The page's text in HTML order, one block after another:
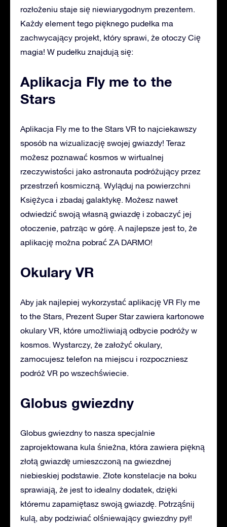
rozłożeniu staje się niewiarygodnym prezentem.
Każdy element tego pięknego pudełka ma
zachwycający projekt, który sprawi, że otoczy Cię
magia! W pudełku znajdują się:
Aplikacja Fly me to the
Stars
Aplikacja Fly me to the Stars VR to najciekawszy
sposób na wizualizację swojej gwiazdy! Teraz
możesz poznawać kosmos w wirtualnej
rzeczywistości jako astronauta podróżujący przez
przestrzeń kosmiczną. Wyląduj na powierzchni
Księżyca i zbadaj galaktykę. Możesz nawet
odwiedzić swoją własną gwiazdę i zobaczyć jej
otoczenie, patrząc w górę. A najlepsze jest to, że
aplikację można pobrać ZA DARMO!
Okulary VR
Aby jak najlepiej wykorzystać aplikację VR Fly me
to the Stars, Prezent Super Star zawiera kartonowe
okulary VR, które umożliwiają odbycie podróży w
kosmos. Wystarczy, że założyć okulary,
zamocujesz telefon na miejscu i rozpoczniesz
podróż VR po wszechświecie.
Globus gwiezdny
Globus gwiezdny to nasza specjalnie
zaprojektowana kula śnieżna, która zawiera piękną
złotą gwiazdę umieszczoną na gwiezdnej
niebieskiej podstawie. Złote konstelacje na boku
sprawiają, że jest to idealny dodatek, dzięki
któremu zapamiętasz swoją gwiazdę. Potrząśnij
kulą, aby podziwiać olśniewający gwiezdny pył!